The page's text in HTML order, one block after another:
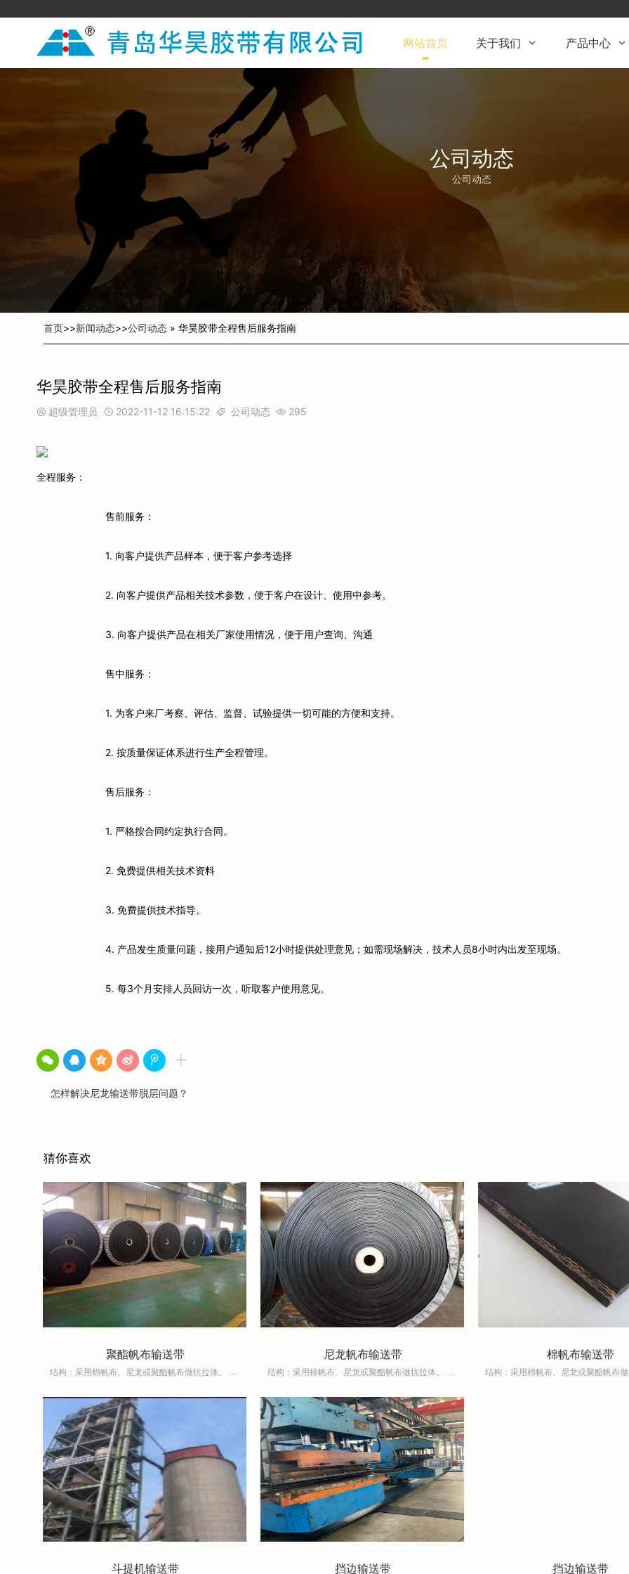
网站首页 关于我们  产品中心 
公司动态
公司动态
首页>>新闻动态>>公司动态 » 华昊胶带全程售后服务指南
华昊胶带全程售后服务指南
 超级管理员  2022-11-12 16:15:22  公司动态  295
全程服务：
售前服务：
1. 向客户提供产品样本，便于客户参考选择
2. 向客户提供产品相关技术参数，便于客户在设计、使用中参考。
3. 向客户提供产品在相关厂家使用情况，便于用户查询、沟通
售中服务：
1. 为客户来厂考察、评估、监督、试验提供一切可能的方便和支持。
2. 按质量保证体系进行生产全程管理。
售后服务：
1. 严格按合同约定执行合同。
2. 免费提供相关技术资料
3. 免费提供技术指导。
4. 产品发生质量问题，接用户通知后12小时提供处理意见；如需现场解决，技术人员8小时内出发至现场。
5. 每3个月安排人员回访一次，听取客户使用意见。
怎样解决尼龙输送带脱层问题？
猜你喜欢
聚酯帆布输送带
结构：采用棉帆布、尼龙或聚酯帆布做抗拉体。 特点：带体轻、薄、强力高、耐力疲劳、耐冲击、成槽性好、使用寿命长、EP帆布芯输送带还具有延伸率低、尺寸热稳定性好、湿强力高
尼龙帆布输送带
结构：采用棉帆布、尼龙或聚酯帆布做抗拉体。 特点：带体轻、薄、强力高、耐力疲劳、耐冲击、成槽性好、使用寿命长、EP帆布芯输送带还具有延伸率低、尺寸热稳定性好、湿强力高
棉帆布输送带
斗提机输送带 挡边输送带 挡边输送带